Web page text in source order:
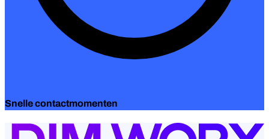
Snelle contactmomenten